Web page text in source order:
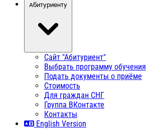
Абитуриенту
Сайт "Абитуриент"
Выбрать программу обучения
Подать документы о приёме
Стоимость
Для граждан СНГ
Группа ВКонтакте
Контакты
English Version